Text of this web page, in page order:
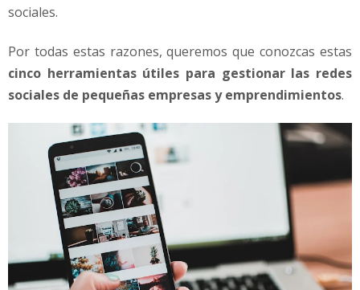
sociales.
Por todas estas razones, queremos que conozcas estas
cinco herramientas útiles para gestionar las redes
sociales de pequeñas empresas y emprendimientos.